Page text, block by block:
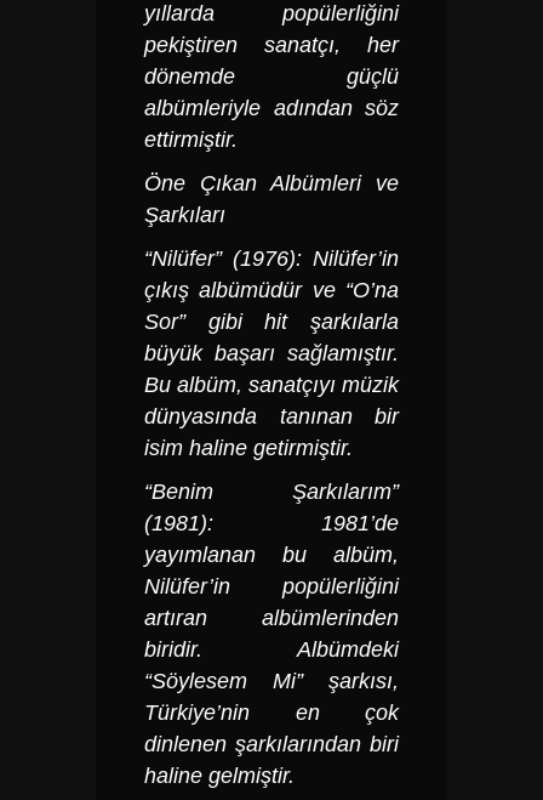
yıllarda popülerliğini
pekiştiren sanatçı, her
dönemde güçlü
albümleriyle adından söz
ettirmiştir.
Öne Çıkan Albümleri ve
Şarkıları
“Nilüfer” (1976): Nilüfer’in
çıkış albümüdür ve “O’na
Sor” gibi hit şarkılarla
büyük başarı sağlamıştır.
Bu albüm, sanatçıyı müzik
dünyasında tanınan bir
isim haline getirmiştir.
“Benim Şarkılarım”
(1981): 1981’de
yayımlanan bu albüm,
Nilüfer’in popülerliğini
artıran albümlerinden
biridir. Albümdeki
“Söylesem Mi” şarkısı,
Türkiye’nin en çok
dinlenen şarkılarından biri
haline gelmiştir.